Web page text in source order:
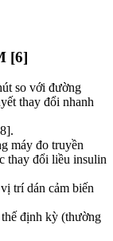
[6]
so với đường
thay đổi nhanh
máy đo truyền
thay đổi liều insulin
trí dán cảm biến
định kỳ (thường